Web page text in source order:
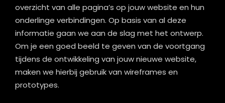
overzicht van alle pagina’s op jouw website en hun
onderlinge verbindingen. Op basis van al deze
informatie gaan we aan de slag met het ontwerp.
Om je een goed beeld te geven van de voortgang
tijdens de ontwikkeling van jouw nieuwe website,
maken we hierbij gebruik van wireframes en
prototypes.